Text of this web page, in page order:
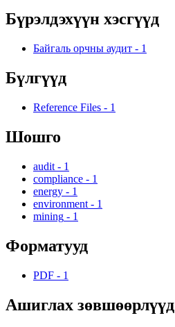
Бүрэлдэхүүн хэсгүүд
Байгаль орчны аудит - 1
Бүлгүүд
Reference Files - 1
Шошго
audit - 1
compliance - 1
energy - 1
environment - 1
mining - 1
Форматууд
PDF - 1
Ашиглах зөвшөөрлүүд